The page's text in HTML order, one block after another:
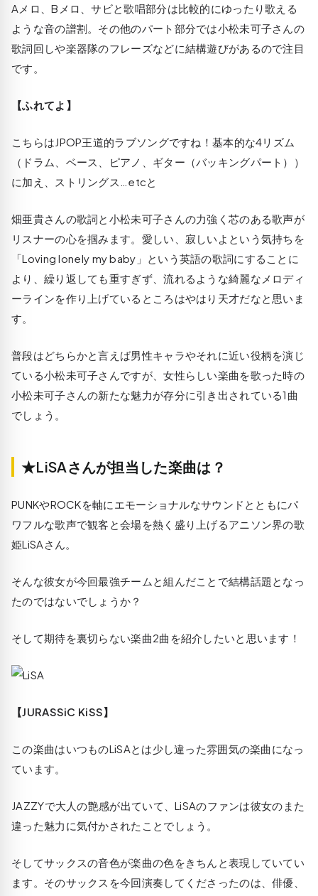
Aメロ、Bメロ、サビと歌唱部分は比較的にゆったり歌える
ような音の譜割。その他のパート部分では小松未可子さんの
歌詞回しや楽器隊のフレーズなどに結構遊びがあるので注目
です。
【ふれてよ】
こちらはJPOP王道的ラブソングですね！基本的な4リズム
（ドラム、ベース、ピアノ、ギター（バッキングパート））
に加え、ストリングス…etcと
畑亜貴さんの歌詞と小松未可子さんの力強く芯のある歌声が
リスナーの心を掴みます。愛しい、寂しいよという気持ちを
「Loving lonely my baby」という英語の歌詞にすることに
より、繰り返しても重すぎず、流れるような綺麗なメロディ
ーラインを作り上げているところはやはり天才だなと思いま
す。
普段はどちらかと言えば男性キャラやそれに近い役柄を演じ
ている小松未可子さんですが、女性らしい楽曲を歌った時の
小松未可子さんの新たな魅力が存分に引き出されている1曲
でしょう。
★LiSAさんが担当した楽曲は？
PUNKやROCKを軸にエモーショナルなサウンドとともにパ
ワフルな歌声で観客と会場を熱く盛り上げるアニソン界の歌
姫LiSAさん。
そんな彼女が今回最強チームと組んだことで結構話題となっ
たのではないでしょうか？
そして期待を裏切らない楽曲2曲を紹介したいと思います！
【JURASSiC KiSS】
この楽曲はいつものLiSAとは少し違った雰囲気の楽曲になっ
ています。
JAZZYで大人の艶感が出ていて、LiSAのファンは彼女のまた
違った魅力に気付かされたことでしょう。
そしてサックスの音色が楽曲の色をきちんと表現していてい
ます。そのサックスを今回演奏してくださったのは、俳優、